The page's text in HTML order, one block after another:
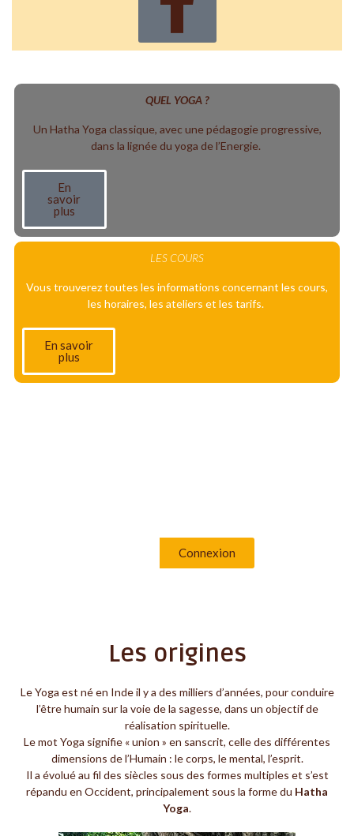
QUEL YOGA ?
Un Hatha Yoga classique, avec une pédagogie progressive,
dans la lignée du yoga de l’Energie.
En
savoir
plus
LES COURS
Vous trouverez toutes les informations concernant les cours,
les horaires, les ateliers et les tarifs.
En savoir
plus
Connexion
Les origines
Le Yoga est né en Inde il y a des milliers d’années, pour conduire
l’être humain sur la voie de la sagesse, dans un objectif de
réalisation spirituelle.
Le mot Yoga signifie « union » en sanscrit, celle des différentes
dimensions de l’Humain : le corps, le mental, l’esprit.
Il a évolué au fil des siècles sous des formes multiples et s’est
répandu en Occident, principalement sous la forme du Hatha
Yoga.